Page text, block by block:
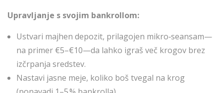
Upravljanje s svojim bankrollom:
Ustvari majhen depozit, prilagojen mikro‑seansam—
na primer €5–€10—da lahko igraš več krogov brez
izčrpanja sredstev.
Nastavi jasne meje, koliko boš tvegal na krog